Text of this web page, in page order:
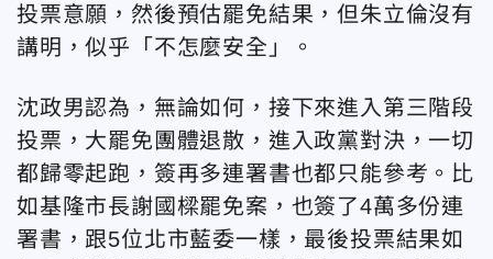
投票意願，然後預估罷免結果，但朱立倫沒有
講明，似乎「不怎麼安全」。
沈政男認為，無論如何，接下來進入第三階段
投票，大罷免團體退散，進入政黨對決，一切
都歸零起跑，簽再多連署書也都只能參考。比
如基隆市長謝國樑罷免案，也簽了4萬多份連
署書，跟5位北市藍委一樣，最後投票結果如